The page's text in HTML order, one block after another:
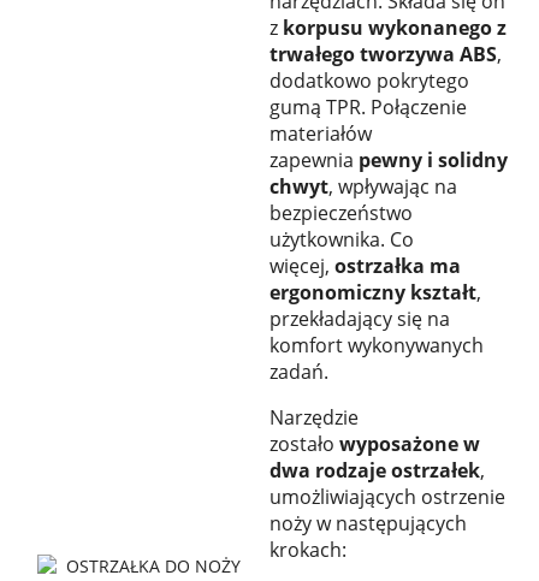
z korpusu wykonanego z
trwałego tworzywa ABS,
dodatkowo pokrytego
gumą TPR. Połączenie
materiałów
zapewnia pewny i solidny
chwyt, wpływając na
bezpieczeństwo
użytkownika. Co
więcej, ostrzałka ma
ergonomiczny kształt,
przekładający się na
komfort wykonywanych
zadań.
Narzędzie
zostało wyposażone w
dwa rodzaje ostrzałek,
umożliwiających ostrzenie
noży w następujących
krokach: